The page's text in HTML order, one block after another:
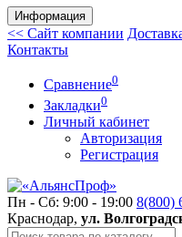
Информация
<< Сайт компании
Контакты
Сравнение0
Закладки0
Личный кабинет
Авторизация
Регистрация
Пн - Сб: 9:00 - 19:00 8(800)
Краснодар, ул.